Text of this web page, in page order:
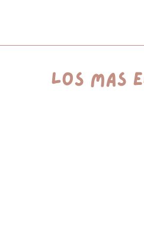
los más